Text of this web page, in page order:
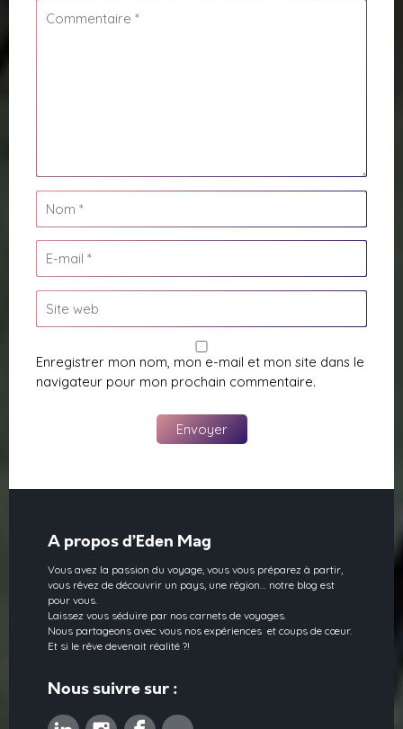
Enregistrer mon nom, mon e-mail et mon site dans le
navigateur pour mon prochain commentaire.
A propos d’Eden Mag
Vous avez la passion du voyage, vous vous préparez à partir,
vous rêvez de découvrir un pays, une région… notre blog est
pour vous.
Laissez vous séduire par nos carnets de voyages.
Nous partageons avec vous nos expériences et coups de cœur.
Et si le rêve devenait réalité ?!
Nous suivre sur :
LinkedinInstagramFacebookPinterest